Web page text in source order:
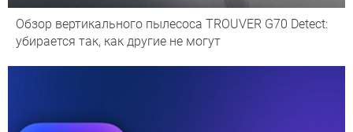
Обзор вертикального пылесоса TROUVER G70 Detect:
убирается так, как другие не могут